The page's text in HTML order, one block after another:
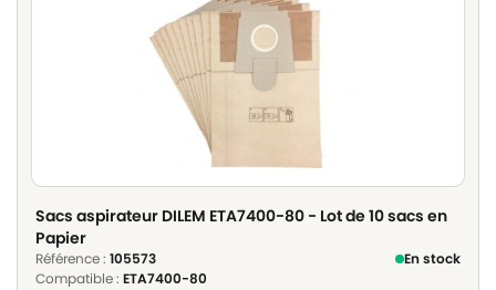
Sacs aspirateur DILEM ETA7400-80 - Lot de 10 sacs en
Papier
Référence : 105573
En stock
Compatible : ETA7400-80